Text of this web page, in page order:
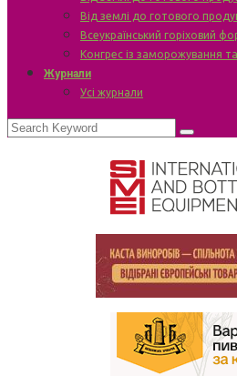
Від землі до готового
Всеукраїнський горіховий
Конгрес із заморожування
Журнали
Усі журнали